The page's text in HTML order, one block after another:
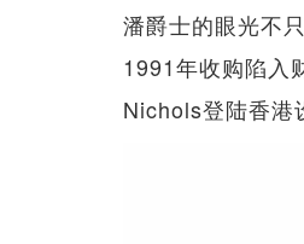
潘爵士的眼光不
1991年收购陷入
Nichols登陆香港